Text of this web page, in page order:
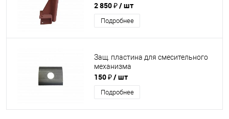
2 850 ₽/ шт
Подробнее
Защ. пластина для смесительного
механизма
150 ₽/ шт
Подробнее